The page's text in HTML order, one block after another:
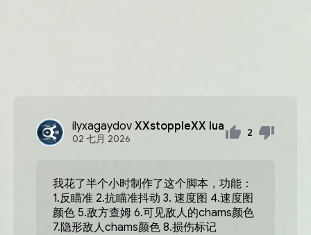
ilyxagaydov XXstoppleXX lua
02 七月 2026
2
我花了半个小时制作了这个脚本，功能：
1.反瞄准 2.抗瞄准抖动 3. 速度图 4.速度图
颜色 5.敌方查姆 6.可见敌人的chams颜色
7.隐形敌人chams颜色 8.损伤标记